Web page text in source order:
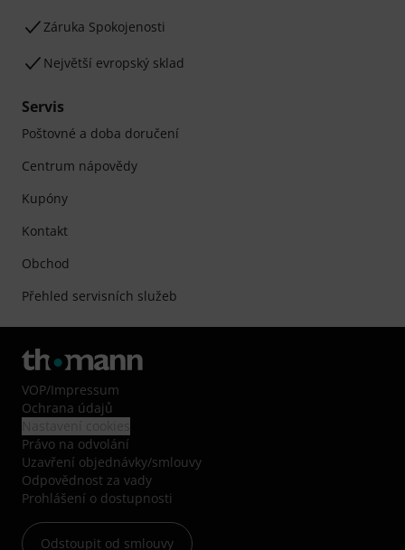
Záruka Spokojenosti
Největší evropský sklad
Servis
Poštovné a doba doručení
Centrum nápovědy
Kupóny
Kontakt
Obchod
Přehled servisních služeb
VOP/Impressum
Ochrana údajů
Právo na odvolání
Uzavření objednávky/smlouvy
Odpovědnost za vady
Prohlášení o dostupnosti
Odstoupit od smlouvy